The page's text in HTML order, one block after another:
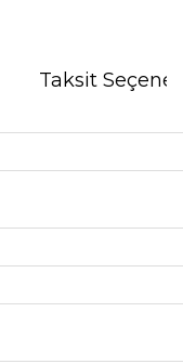
Taksit